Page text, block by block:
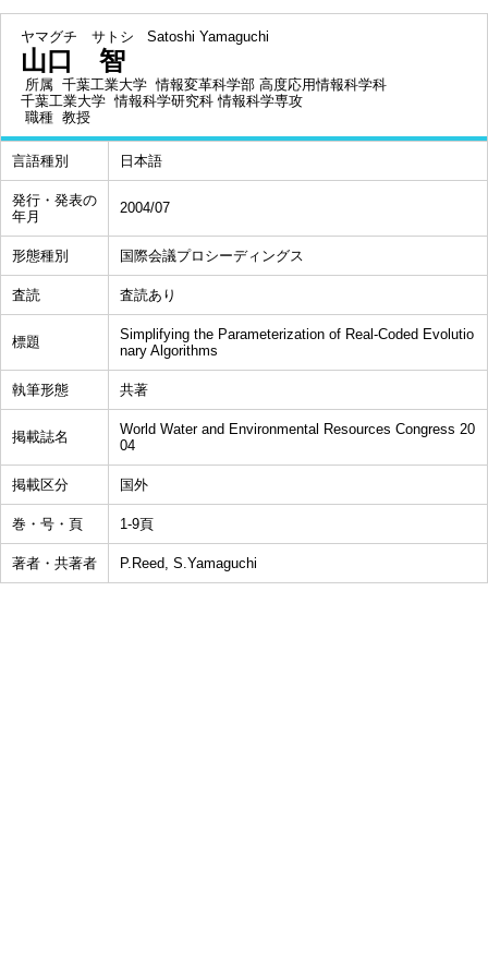
ヤマグチ サトシ Satoshi Yamaguchi
山口 智
所属 千葉工業大学 情報変革科学部 高度応用情報科学科
千葉工業大学 情報科学研究科 情報科学専攻
職種 教授
言語種別 日本語
発行・発表の
年月
2004/07
形態種別 国際会議プロシーディングス
査読 査読あり
標題
Simplifying the Parameterization of Real-Coded Evolutio
nary Algorithms
執筆形態 共著
掲載誌名
World Water and Environmental Resources Congress 20
04
掲載区分 国外
巻・号・頁 1-9頁
著者・共著者 P.Reed, S.Yamaguchi